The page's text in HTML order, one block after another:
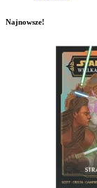
Najnowsze!